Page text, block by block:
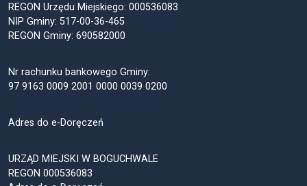
REGON Urzędu Miejskiego: 000536083
NIP Gminy: 517-00-36-465
REGON Gminy: 690582000
Nr rachunku bankowego Gminy:
97 9163 0009 2001 0000 0039 0200
Adres do e-Doręczeń
URZĄD MIEJSKI W BOGUCHWALE
REGON 000536083